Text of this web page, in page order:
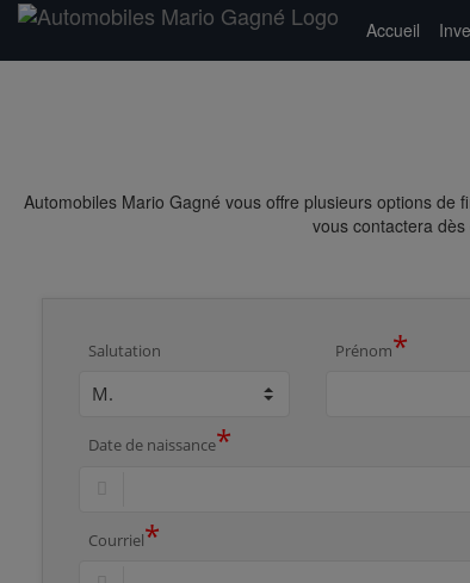
Accueil
Automobiles Mario Gagné vous offre plusieurs options
vous contactera
Salutation Prénom*
Date de naissance*
Courriel*